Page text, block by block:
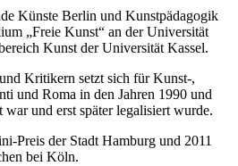
Künste Berlin und Kunstpädagogik
„Freie Kunst“ an der Universität
Kunst der Universität Kassel.
Kritikern setzt sich für Kunst-,
und Roma in den Jahren 1990 und
und erst später legalisiert wurde.
Preis der Stadt Hamburg und 2011
bei Köln.